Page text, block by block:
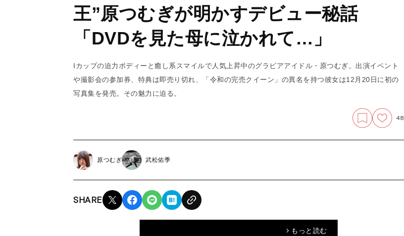
王”原つむぎが明かすデビュー秘話
「DVDを見た母に泣かれて…」
Iカップの迫力ボディーと癒し系スマイルで人気上昇中のグラビアアイドル・原つむぎ。出演イベント
や撮影会の参加券、特典は即売り切れ、「令和の完売クイーン」の異名を持つ彼女は12月20日に初の
写真集を発売。その魅力に迫る。
48
原つむぎ 武松佑季
SHARE
arrow_forward_ios もっと読む